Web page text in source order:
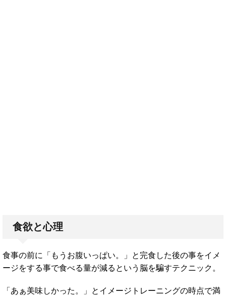
食欲と心理
食事の前に「もうお腹いっぱい。」と完食した後の事をイメ
ージをする事で食べる量が減るという脳を騙すテクニック。
「あぁ美味しかった。」とイメージトレーニングの時点で満